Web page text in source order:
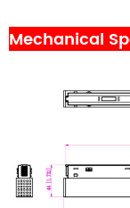
Mechanical